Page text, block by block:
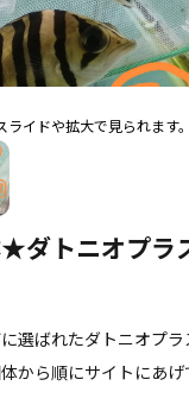
ダトニオプラ
選ばれたダトニオプ
から順にサイトにあげ